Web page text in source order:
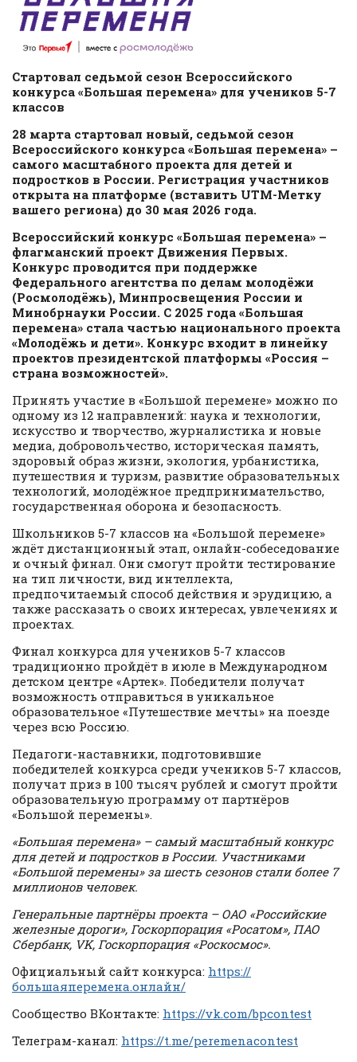
Стартовал седьмой сезон Всероссийского
конкурса «Большая перемена» для учеников 5-7
классов
28 марта стартовал новый, седьмой сезон
Всероссийского конкурса «Большая перемена» –
самого масштабного проекта для детей и
подростков в России. Регистрация участников
открыта на платформе (вставить UTM-Метку
вашего региона) до 30 мая 2026 года.
Всероссийский конкурс «Большая перемена» –
флагманский проект Движения Первых.
Конкурс проводится при поддержке
Федерального агентства по делам молодёжи
(Росмолодёжь), Минпросвещения России и
Минобрнауки России. С 2025 года «Большая
перемена» стала частью национального проекта
«Молодёжь и дети». Конкурс входит в линейку
проектов президентской платформы «Россия –
страна возможностей».
Принять участие в «Большой перемене» можно по
одному из 12 направлений: наука и технологии,
искусство и творчество, журналистика и новые
медиа, добровольчество, историческая память,
здоровый образ жизни, экология, урбанистика,
путешествия и туризм, развитие образовательных
технологий, молодёжное предпринимательство,
государственная оборона и безопасность.
Школьников 5-7 классов на «Большой перемене»
ждёт дистанционный этап, онлайн-собеседование
и очный финал. Они смогут пройти тестирование
на тип личности, вид интеллекта,
предпочитаемый способ действия и эрудицию, а
также рассказать о своих интересах, увлечениях и
проектах.
Финал конкурса для учеников 5-7 классов
традиционно пройдёт в июле в Международном
детском центре «Артек». Победители получат
возможность отправиться в уникальное
образовательное «Путешествие мечты» на поезде
через всю Россию.
Педагоги-наставники, подготовившие
победителей конкурса среди учеников 5-7 классов,
получат приз в 100 тысяч рублей и смогут пройти
образовательную программу от партнёров
«Большой перемены».
«Большая перемена» – самый масштабный конкурс
для детей и подростков в России. Участниками
«Большой перемены» за шесть сезонов стали более 7
миллионов человек.
Генеральные партнёры проекта – ОАО «Российские
железные дороги», Госкорпорация «Росатом», ПАО
Сбербанк, VK, Госкорпорация «Роскосмос».
Официальный сайт конкурса: https://
большаяперемена.онлайн/
Сообщество ВКонтакте: https://vk.com/bpcontest
Телеграм-канал: https://t.me/peremenacontest